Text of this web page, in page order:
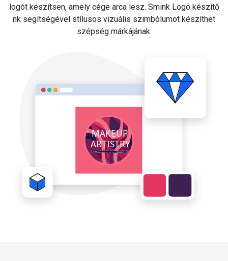
logót készítsen, amely cége arca lesz. Smink Logó készítő
nk segítségével stílusos vizuális szimbólumot készíthet
szépség márkájának.